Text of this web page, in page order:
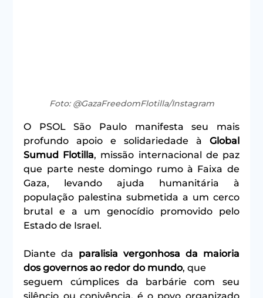
Foto: @GazaFreedomFlotilla/Instagram
O PSOL São Paulo manifesta seu mais
profundo apoio e solidariedade à Global
Sumud Flotilla, missão internacional de paz
que parte neste domingo rumo à Faixa de
Gaza, levando ajuda humanitária à
população palestina submetida a um cerco
brutal e a um genocídio promovido pelo
Estado de Israel.
Diante da paralisia vergonhosa da maioria
dos governos ao redor do mundo, que
seguem cúmplices da barbárie com seu